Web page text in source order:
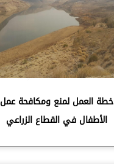
خطة العمل لمنع ومكافحة عمل
الأطفال في القطاع الزراعي